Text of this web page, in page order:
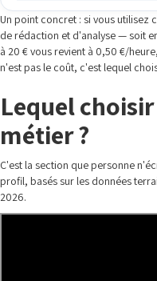
Un point concret : si vous utilisez
de rédaction et d'analyse — soit
à 20 € vous revient à 0,50 €/
n'est pas le coût, c'est lequel
Lequel
métier ?
C'est la section que personne
profil, basés sur les données
2026.